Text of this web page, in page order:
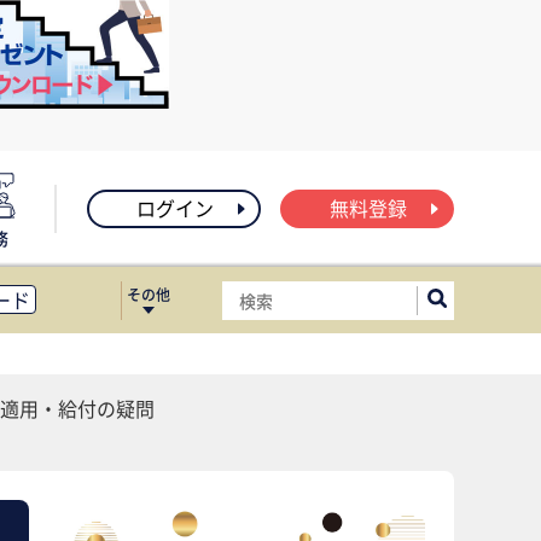
ログイン 無料登録
ド
ス移転
その他
用・給付の疑問